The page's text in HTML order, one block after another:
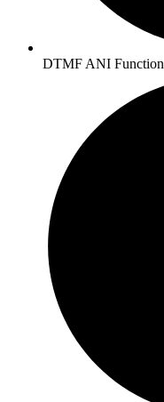
DTMF ANI Function